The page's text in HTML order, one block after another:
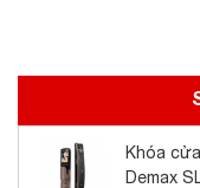
Khóa
Demax